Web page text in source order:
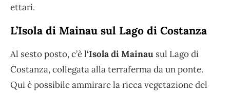
ettari.
L’Isola di Mainau sul Lago di Costanza
Al sesto posto, c’è l‘Isola di Mainau sul Lago di
Costanza, collegata alla terraferma da un ponte.
Qui è possibile ammirare la ricca vegetazione del